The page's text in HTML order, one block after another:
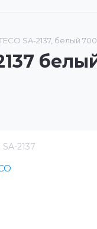
SA-2137, белый
SA-2137